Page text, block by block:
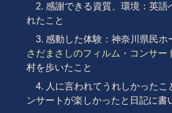
2. 感謝できる資質、環境：英語
れたこと
3. 感動した体験：神奈川県民ホ
さだまさしのフィルム・コンサー
村を歩いたこと
4. 人に言われてうれしかったこ
ンサートが楽しかったと日記に書